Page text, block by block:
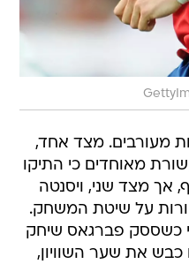
מעורבים. מצד אחד,
מאוחדים כי התיקו
אך מצד שני, ויסנטה
על שיטת המשחק.
כשססק פברגאס שיחק
את שער השוויון,